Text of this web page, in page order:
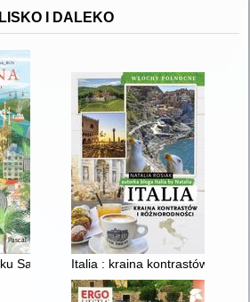
I DALEKO
Sagrady, w cieniu palm
Italia : kraina kontrastów i